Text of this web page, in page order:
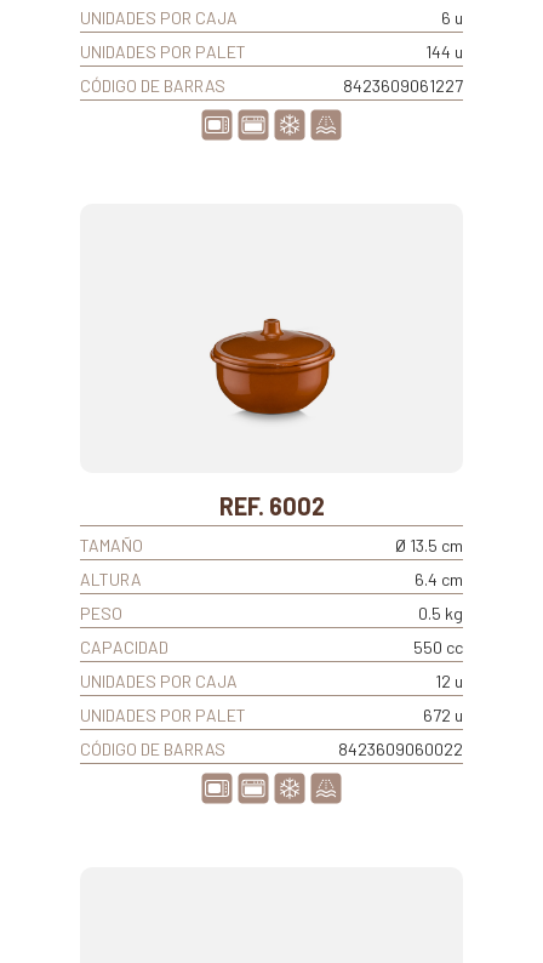
UNIDADES POR CAJA
6 u
UNIDADES POR PALET
144 u
CÓDIGO DE BARRAS
8423609061227
REF. 6002
TAMAÑO
Ø 13.5 cm
ALTURA
6.4 cm
PESO
0.5 kg
CAPACIDAD
550 cc
UNIDADES POR CAJA
12 u
UNIDADES POR PALET
672 u
CÓDIGO DE BARRAS
8423609060022